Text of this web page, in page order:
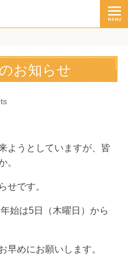
お知らせ
ようとしていますが、皆
。
せです。
始は5日（木曜日）から
早めにお願いします。